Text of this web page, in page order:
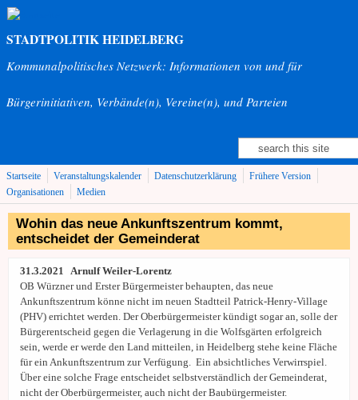
Direkt zum Inhalt
STADTPOLITIK HEIDELBERG
Kommunalpolitisches Netzwerk: Informationen von und für
Bürgerinitiativen, Verbände(n), Vereine(n), und Parteien
Suchformular
Suche
Startseite Veranstaltungskalender Datenschutzerklärung
Frühere Version
Organisationen
Medien
Wohin das neue Ankunftszentrum kommt,
entscheidet der Gemeinderat
31.3.2021 Arnulf Weiler-Lorentz
OB Würzner und Erster Bürgermeister behaupten, das neue
Ankunftszentrum könne nicht im neuen Stadtteil Patrick-Henry-Village
(PHV) errichtet werden. Der Oberbürgermeister kündigt sogar an, solle der
Bürgerentscheid gegen die Verlagerung in die Wolfsgärten erfolgreich
sein, werde er werde den Land mitteilen, in Heidelberg stehe keine Fläche
für ein Ankunftszentrum zur Verfügung. Ein absichtliches Verwirrspiel.
Über eine solche Frage entscheidet selbstverständlich der Gemeinderat,
nicht der Oberbürgermeister, auch nicht der Baubürgermeister.